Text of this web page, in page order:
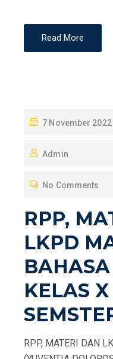
Read More
P
S
E
O
N
7 November 2022
Admin
No Comments
RPP,
LKPD
KELAS
RPP, MATERI DAN